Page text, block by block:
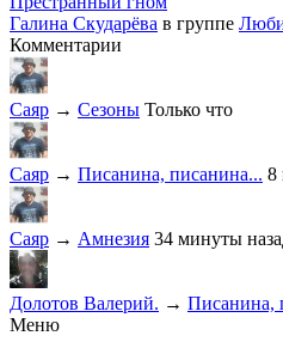
Галина Скударёва в группе
Комментарии
Саяр → Сезоны Только что
Саяр → Писанина, писанина... 8
Саяр → Амнезия 34 минуты
Долотов Валерий. → Писанина,
Меню